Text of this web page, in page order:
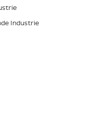
Industrie